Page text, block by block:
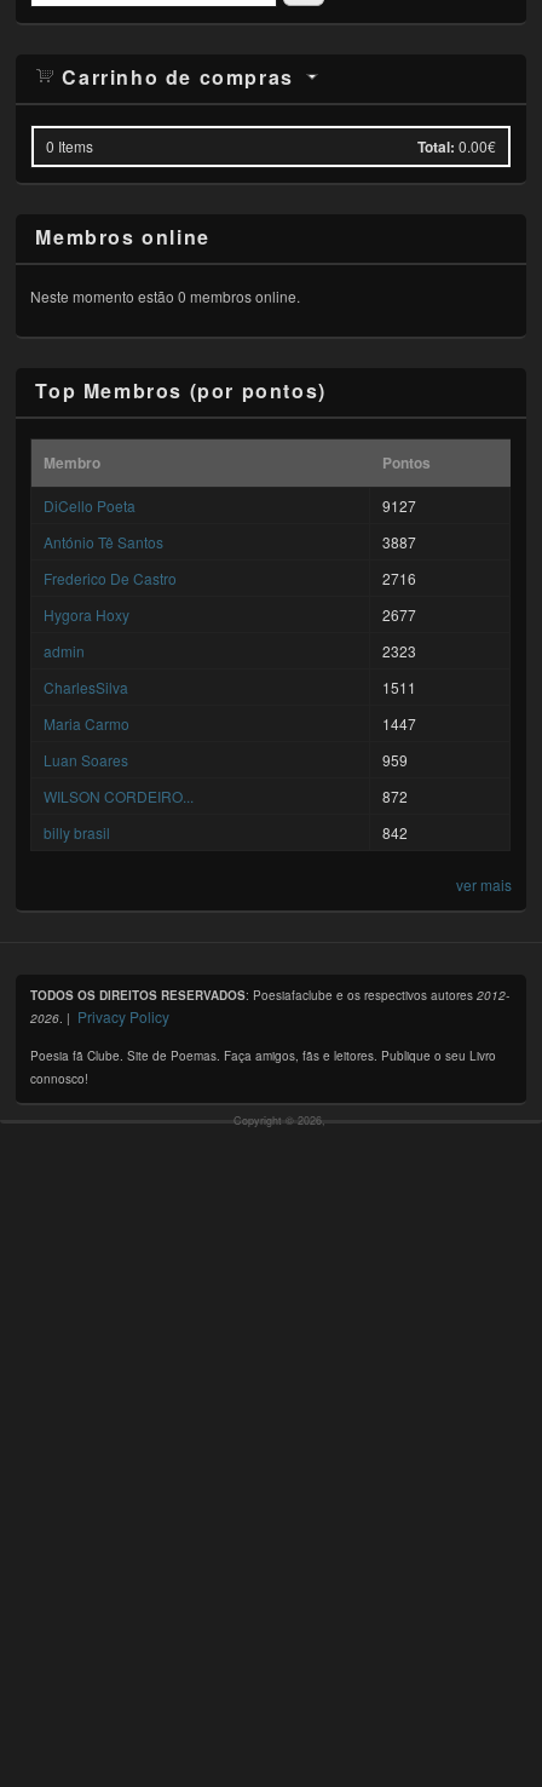
Carrinho de compras
0 Items Total: 0.00€
Membros online
Neste momento estão 0 membros online.
Top Membros (por pontos)
Membro Pontos
DiCello Poeta
9127
António Tê Santos
3887
Frederico De Castro
2716
Hygora Hoxy
2677
admin
2323
CharlesSilva
1511
Maria Carmo
1447
Luan Soares
959
WILSON CORDEIRO...
872
billy brasil
842
ver mais
TODOS OS DIREITOS RESERVADOS: Poesiafaclube e os respectivos autores2012-
2026. | Privacy Policy
Poesia fã Clube. Site de Poemas. Faça amigos, fãs e leitores. Publique o seu Livro
connosco!
Copyright © 2026,